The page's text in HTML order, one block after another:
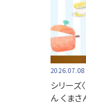
2026.07.08
シリーズ
ん くまさ